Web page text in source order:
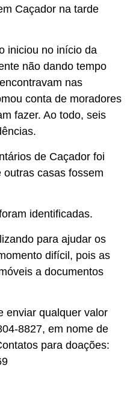
Caçador na tarde
iniciou no início da
não dando tempo
nas
conta de moradores
fazer. Ao todo, seis
de Caçador foi
casas fossem
identificadas.
para ajudar os
difícil, pois as
a documentos
enviar qualquer valor
8827, em nome de
para doações: